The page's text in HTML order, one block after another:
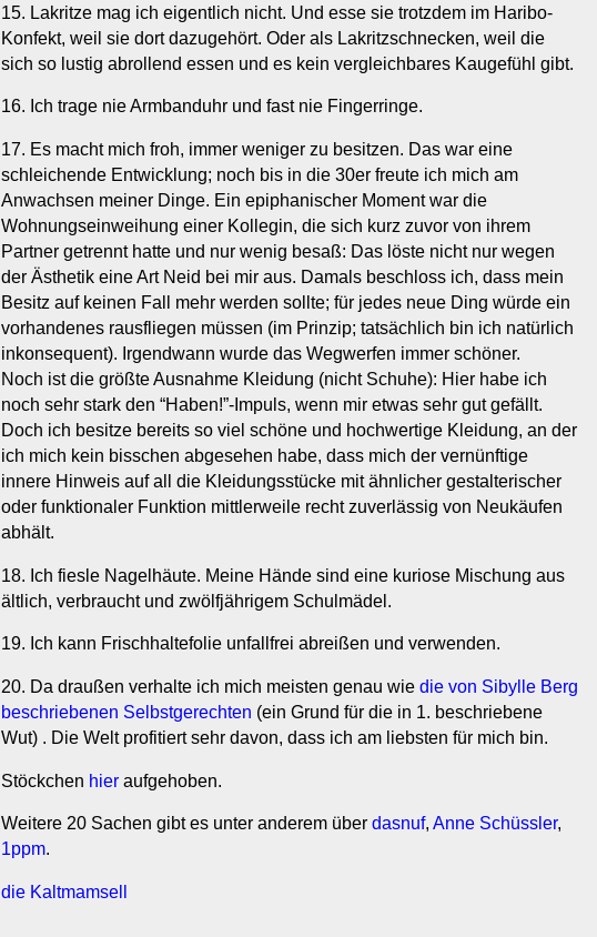
15. Lakritze mag ich eigentlich nicht. Und esse sie trotzdem im Haribo-
Konfekt, weil sie dort dazugehört. Oder als Lakritzschnecken, weil die
sich so lustig abrollend essen und es kein vergleichbares Kaugefühl gibt.
16. Ich trage nie Armbanduhr und fast nie Fingerringe.
17. Es macht mich froh, immer weniger zu besitzen. Das war eine
schleichende Entwicklung; noch bis in die 30er freute ich mich am
Anwachsen meiner Dinge. Ein epiphanischer Moment war die
Wohnungseinweihung einer Kollegin, die sich kurz zuvor von ihrem
Partner getrennt hatte und nur wenig besaß: Das löste nicht nur wegen
der Ästhetik eine Art Neid bei mir aus. Damals beschloss ich, dass mein
Besitz auf keinen Fall mehr werden sollte; für jedes neue Ding würde ein
vorhandenes rausfliegen müssen (im Prinzip; tatsächlich bin ich natürlich
inkonsequent). Irgendwann wurde das Wegwerfen immer schöner.
Noch ist die größte Ausnahme Kleidung (nicht Schuhe): Hier habe ich
noch sehr stark den “Haben!”-Impuls, wenn mir etwas sehr gut gefällt.
Doch ich besitze bereits so viel schöne und hochwertige Kleidung, an der
ich mich kein bisschen abgesehen habe, dass mich der vernünftige
innere Hinweis auf all die Kleidungsstücke mit ähnlicher gestalterischer
oder funktionaler Funktion mittlerweile recht zuverlässig von Neukäufen
abhält.
18. Ich fiesle Nagelhäute. Meine Hände sind eine kuriose Mischung aus
ältlich, verbraucht und zwölfjährigem Schulmädel.
19. Ich kann Frischhaltefolie unfallfrei abreißen und verwenden.
20. Da draußen verhalte ich mich meisten genau wie die von Sibylle Berg
beschriebenen Selbstgerechten (ein Grund für die in 1. beschriebene
Wut) . Die Welt profitiert sehr davon, dass ich am liebsten für mich bin.
Stöckchen hier aufgehoben.
Weitere 20 Sachen gibt es unter anderem über dasnuf, Anne Schüssler,
1ppm.
die Kaltmamsell